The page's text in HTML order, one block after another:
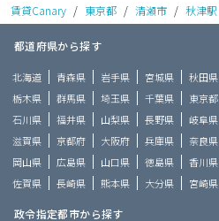
賃貸Canary / 東京都 / 清瀬市 / 秋津駅
都道府県から探す
北海道 青森県 岩手県 宮城県 秋田県
栃木県
群馬県 埼玉県 千葉県 東京都
石川県
福井県 山梨県 長野県 岐阜県
滋賀県
京都府 大阪府 兵庫県 奈良県
岡山県
広島県 山口県 徳島県 香川県
佐賀県
長崎県 熊本県 大分県 宮崎県
政令指定都市から探す